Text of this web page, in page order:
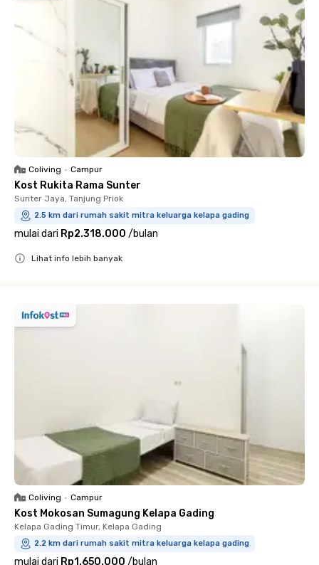
Coliving • Campur
Kost Rukita Rama Sunter
Sunter Jaya, Tanjung Priok
2.5 km dari rumah sakit mitra keluarga kelapa gading
mulai dari Rp2.318.000 /bulan
Lihat info lebih banyak
Coliving • Campur
Kost Mokosan Sumagung Kelapa Gading
Kelapa Gading Timur, Kelapa Gading
2.2 km dari rumah sakit mitra keluarga kelapa gading
mulai dari Rp1.650.000 /bulan